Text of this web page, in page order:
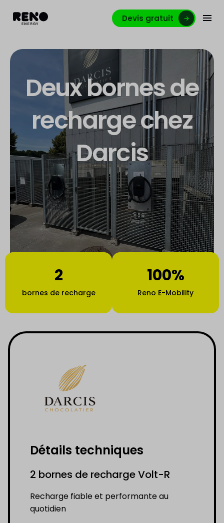
Devis gratuit
Deux bornes de
recharge chez
Darcis
2
bornes de recharge
100%
Reno E-Mobility
Détails techniques
2 bornes de recharge Volt-R
Recharge fiable et performante au
quotidien